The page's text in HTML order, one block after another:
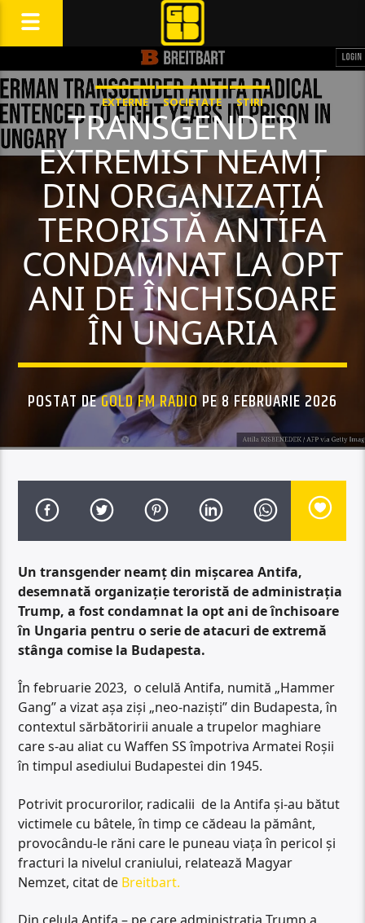
EXTERNE SOCIETATE STIRI
TRANSGENDER
EXTREMIST NEAMȚ
DIN ORGANIZAȚIA
TERORISTĂ ANTIFA
CONDAMNAT LA OPT
ANI DE ÎNCHISOARE
ÎN UNGARIA
POSTAT DEGOLD FM RADIOPE 8 FEBRUARIE 2026
Un transgender neamț din mișcarea Antifa,
desemnată organizație teroristă de administrația
Trump, a fost condamnat la opt ani de închisoare
în Ungaria pentru o serie de atacuri de extremă
stânga comise la Budapesta.
În februarie 2023, o celulă Antifa, numită „Hammer
Gang” a vizat așa ziși „neo-naziști” din Budapesta, în
contextul sărbătoririi anuale a trupelor maghiare
care s-au aliat cu Waffen SS împotriva Armatei Roșii
în timpul asediului Budapestei din 1945.
Potrivit procurorilor, radicalii de la Antifa și-au bătut
victimele cu bâtele, în timp ce cădeau la pământ,
provocându-le răni care le puneau viața în pericol și
fracturi la nivelul craniului, relatează Magyar
Nemzet, citat de Breitbart.